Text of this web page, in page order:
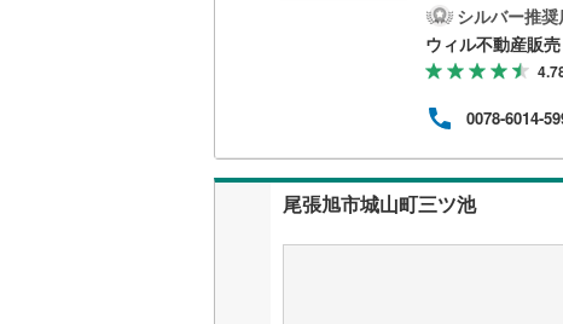
ンに床
です！
用でき
スペー
0】上
現地を
ますと
い物件
理想の
シルバー推奨
ウィル不動産販
0078-6014-
尾張旭市城山町三ツ池